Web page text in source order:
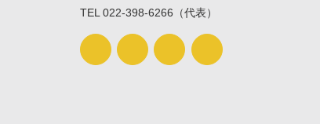
TEL 022-398-6266（代表）